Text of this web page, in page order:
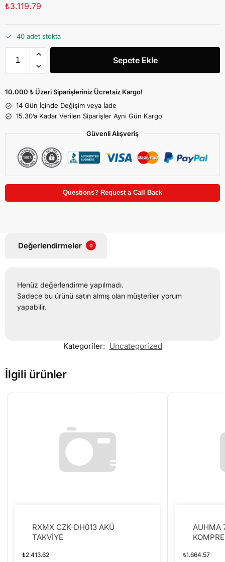
₺3.119.79
40 adet stokta
Sepete Ekle
10.000 ₺ Üzeri Siparişleriniz Ücretsiz Kargo!
14 Gün İçinde Değişim veya İade
15.30’a Kadar Verilen Siparişler Aynı Gün Kargo
Güvenli Alışveriş
Questions? Request a Call Back
Değerlendirmeler 0
Henüz değerlendirme yapılmadı.
Sadece bu ürünü satın almış olan müşteriler yorum
yapabilir.
Kategoriler: Uncategorized
İlgili ürünler
RXMX CZK-DH013 AKÜ
TAKVİYE
₺2.413.62
AUHMA
₺1.664.57